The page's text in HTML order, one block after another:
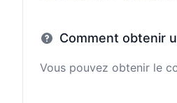
Comment obtenir
Vous pouvez obtenir le